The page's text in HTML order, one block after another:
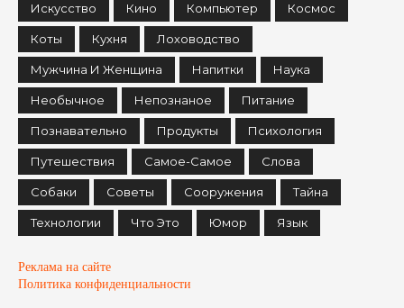
Искусство Кино Компьютер Космос
Коты Кухня Лоховодство
Мужчина И Женщина Напитки Наука
Необычное Непознаное Питание
Познавательно Продукты Психология
Путешествия Самое-Самое Слова
Собаки Советы Сооружения Тайна
Технологии Что Это Юмор Язык
Реклама на сайте
Политика конфиденциальности